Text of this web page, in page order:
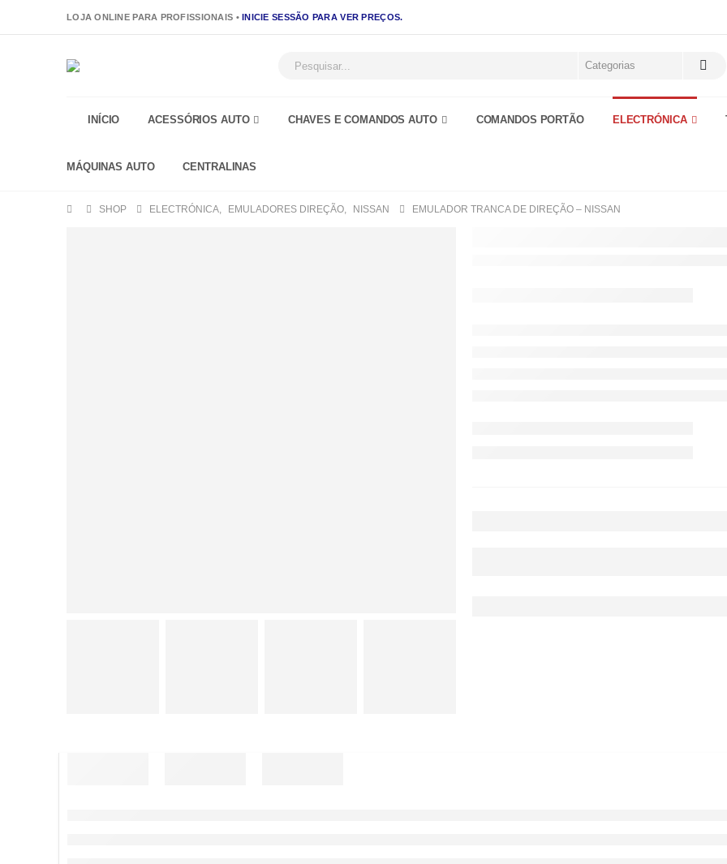
LOJA ONLINE PARA PROFISSIONAIS •INICIE SESSÃO PARA VER PREÇOS.
INÍCIO ACESSÓRIOS AUTO CHAVES E COMANDOS AUTO COMANDOS PORTÃO ELECTRÓNICA
MÁQUINAS AUTO CENTRALINAS
SHOP ELECTRÓNICA, EMULADORES DIREÇÃO, NISSAN EMULADOR TRANCA DE DIREÇÃO – NISSAN